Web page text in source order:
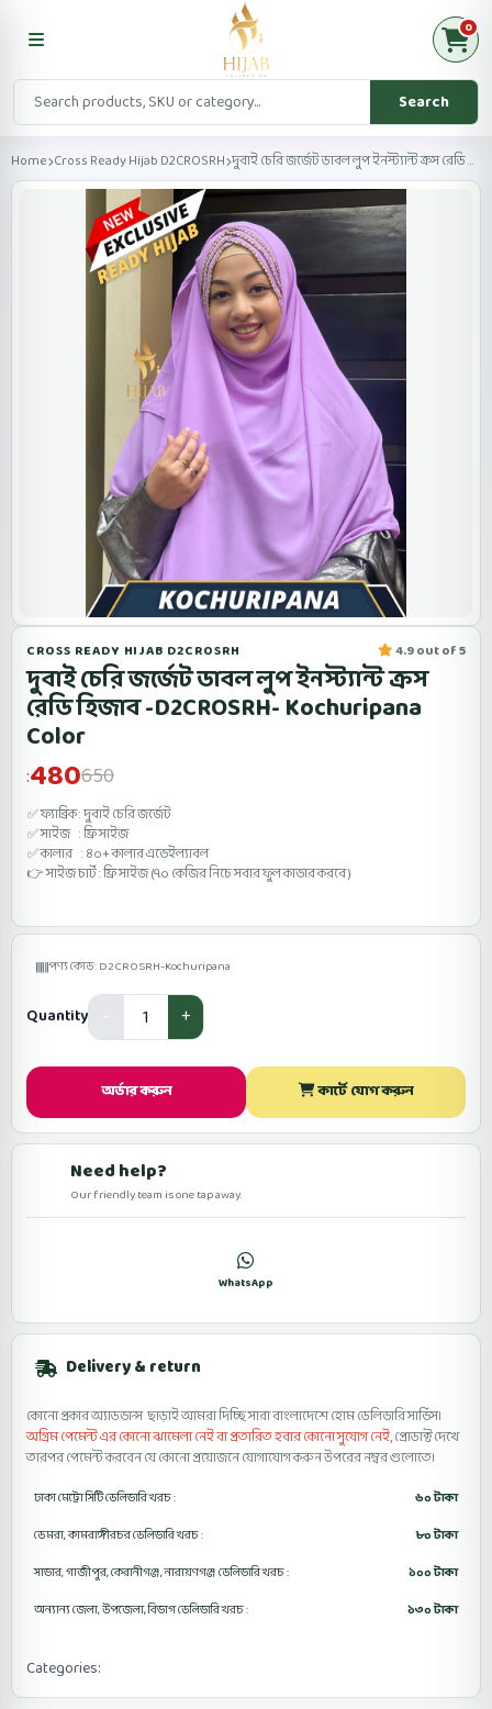
Search
0
Home Cross Ready Hijab D2CROSRH দুবাই চেরি জর্জেট ডাবল লুপ ইনস্ট্যান্ট ক্রস রেডি হিজ...
CROSS READY HIJAB D2CROSRH 4.9 out of 5
দুবাই চেরি জর্জেট ডাবল লুপ ইনস্ট্যান্ট ক্রস
রেডি হিজাব -D2CROSRH- Kochuripana
Color
:480650
✅ ফ্যাব্রিক : দুবাই চেরি জর্জেট
✅ সাইজ : ফ্রি সাইজ
✅ কালার : ৪০+ কালার এভেইল্যাবল
👉 সাইজ চার্ট : ফ্রি সাইজ (৭০ কেজির নিচে সবার ফুল কাভার করবে )
পণ্য কোড: D2CROSRH-Kochuripana
Quantity
অর্ডার করুন কার্টে যোগ করুন
Need help?
Our friendly team is one tap away.
WhatsApp
Delivery & return
কোনো প্রকার অ্যাডভান্স ছাড়াই আমরা দিচ্ছি সারা বাংলাদেশে হোম ডেলিভারি সার্ভিস।
অগ্রিম পেমেন্ট এর কোনো ঝামেলা নেই বা প্রতারিত হবার কোনো সুযোগ নেই,প্রোডাক্ট দেখে
তারপর পেমেন্ট করবেন যে কোনো প্রয়োজনে যোগাযোগ করুন উপরের নম্বর গুলোতে।
ঢাকা মেট্রো সিটি ডেলিভারি খরচ :
৬০ টাকা
ডেমরা, কামরাঙ্গীরচর ডেলিভারি খরচ :
৮০ টাকা
সাভার, গাজীপুর, কেরানীগঞ্জ, নারায়ণগঞ্জ ডেলিভারি খরচ :
১০০ টাকা
অন্যান্য জেলা, উপজেলা, বিভাগ ডেলিভারি খরচ :
১৩০ টাকা
Categories: